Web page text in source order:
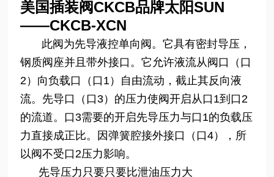
美国插装阀CKCB品牌太阳SUN
——CKCB-XCN
此阀为先导液控单向阀。它具有密封导压，
钢质阀座并且带外接口。它允许液流从阀口（口
2）向负载口（口1）自由流动，截止其反向液
流。先导口（口3）的压力使阀开启从口1到口2
的流道。口3需要的开启先导压力与口1的负载压
力直接成正比。因弹簧腔接外接口（口4），所
以阀不受口2压力影响。
先导压力只要只要比泄油压力大